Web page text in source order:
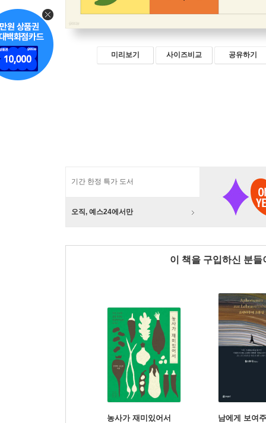
미리보기 사이즈비교 공유하기
기간 한정 특가 도서
오직, 예스24에서만
이 책을 구입하신 분
농사가 재미있어서
남에게 보여